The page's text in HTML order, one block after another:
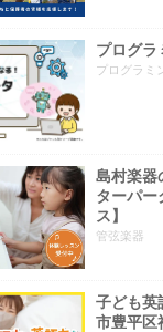
プログラ
プログラミ
島村楽器
ターパー
ス】
管弦楽器
子ども英
市豊平区